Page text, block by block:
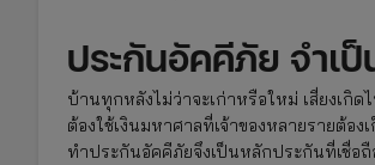
ประกันอัคคีภัย จำเป็
บ้านทุกหลังไม่ว่าจะเก่าหรือใหม่ เสี่ยงเ
ต้องใช้เงินมหาศาลที่เจ้าของหลายรายต้อ
ทำประกันอัคคีภัยจึงเป็นหลักประกันที่เชื่อ